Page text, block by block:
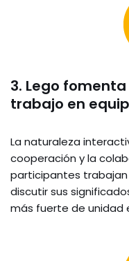
3. Lego
trabajo en
La naturaleza
cooperación y la
participantes
discutir sus
más fuerte de unidad